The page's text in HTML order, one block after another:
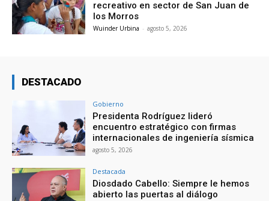
recreativo en sector de San Juan de
los Morros
Wuinder Urbina - agosto 5, 2026
DESTACADO
Gobierno
Presidenta Rodríguez lideró
encuentro estratégico con firmas
internacionales de ingeniería sísmica
agosto 5, 2026
Destacada
Diosdado Cabello: Siempre le hemos
abierto las puertas al diálogo